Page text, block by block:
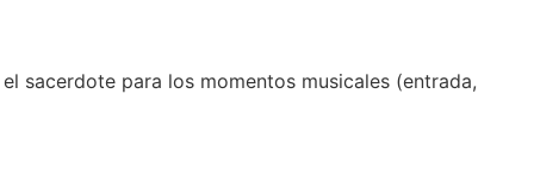
sacerdote para los momentos musicales (entrada,